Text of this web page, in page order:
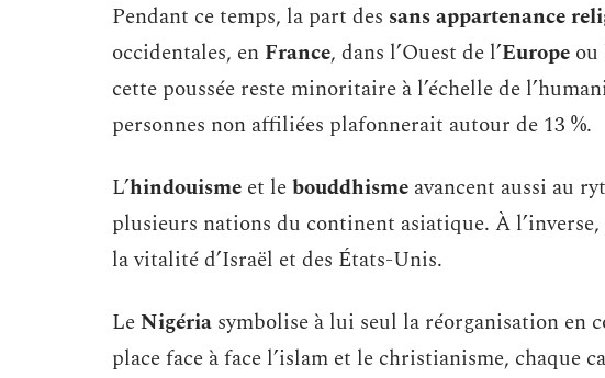
Pendant ce temps, la part des sans appartenance
occidentales, en France, dans l’Ouest de l’Europe ou
cette poussée reste minoritaire à l’échelle de
personnes non affiliées plafonnerait autour de 13 %.
L’hindouisme et lebouddhisme avancent aussi au
plusieurs nations du continent asiatique. À
la vitalité d’Israël et des États-Unis.
LeNigéria symbolise à lui seul la réorganisation en
place face à face l’islam et le christianisme, chaque